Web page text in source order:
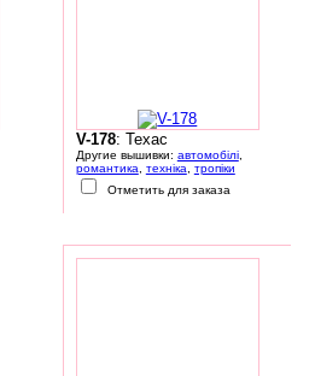
V-178: Техас
Другие вышивки: автомобілі,
романтика
техніка
тропіки
Отметить для заказа